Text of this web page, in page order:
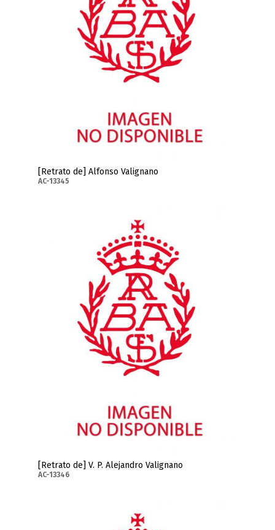
[Retrato de] Alfonso Valignano
AC-13345
[Retrato de] V. P. Alejandro Valignano
AC-13346